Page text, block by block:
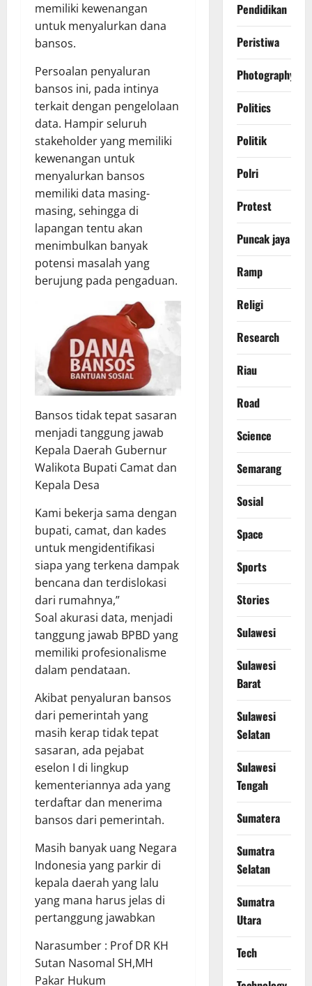
memiliki kewenangan
untuk menyalurkan dana
bansos.
Persoalan penyaluran
bansos ini, pada intinya
terkait dengan pengelolaan
data. Hampir seluruh
stakeholder yang memiliki
kewenangan untuk
menyalurkan bansos
memiliki data masing-
masing, sehingga di
lapangan tentu akan
menimbulkan banyak
potensi masalah yang
berujung pada pengaduan.
Bansos tidak tepat sasaran
menjadi tanggung jawab
Kepala Daerah Gubernur
Walikota Bupati Camat dan
Kepala Desa
Kami bekerja sama dengan
bupati, camat, dan kades
untuk mengidentifikasi
siapa yang terkena dampak
bencana dan terdislokasi
dari rumahnya,”
Soal akurasi data, menjadi
tanggung jawab BPBD yang
memiliki profesionalisme
dalam pendataan.
Akibat penyaluran bansos
dari pemerintah yang
masih kerap tidak tepat
sasaran, ada pejabat
eselon I di lingkup
kementeriannya ada yang
terdaftar dan menerima
bansos dari pemerintah.
Masih banyak uang Negara
Indonesia yang parkir di
kepala daerah yang lalu
yang mana harus jelas di
pertanggung jawabkan
Narasumber : Prof DR KH
Sutan Nasomal SH,MH
Pakar Hukum
Pendidikan
Peristiwa
Photography
Politics
Politik
Polri
Protest
Puncak jaya
Ramp
Religi
Research
Riau
Road
Science
Semarang
Sosial
Space
Sports
Stories
Sulawesi
Sulawesi
Barat
Sulawesi
Selatan
Sulawesi
Tengah
Sumatera
Sumatra
Selatan
Sumatra
Utara
Tech